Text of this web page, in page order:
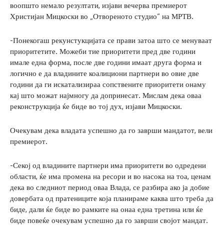
воопшто немало резултати, изјави вечерва премиерот
Христијан Мицкоски во „Отвореното студио“ на МРТВ.
-Понекогаш рекунстукцијата се прави затоа што се менуваат
приоритетите. Можеби тие приоритети пред две години
имале една форма, после две години имаат друга форма и
логично е да владините коалициони партнери во овие две
години да ги искатализираа сопствените приоритети онаму
кај што можат најмногу да допринесат. Мислам дека оваа
реконструкција ќе биде во тој дух, изјави Мицкоски.
Очекувам дека владата успешно да го заврши мандатот, вели
премиерот.
-Секој од владините партнери има приоритети во одредени
области, ќе има промена на ресори и во насока на тоа, ценам
дека во следниот период оваа Влада, се разбира ако ја добие
довербата од пратениците која планираме каква што треба да
биде, дали ќе биде во рамките на онаа една третина или ќе
биде повеќе очекувам успешно да го заврши својот мандат.